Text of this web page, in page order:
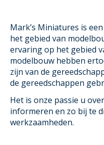
Mark’s Miniatures is
het gebied van
ervaring op het gebied
modelbouw hebben
zijn van de
de gereedschappen
Het is onze passie u
informeren en zo bij te
werkzaamheden.